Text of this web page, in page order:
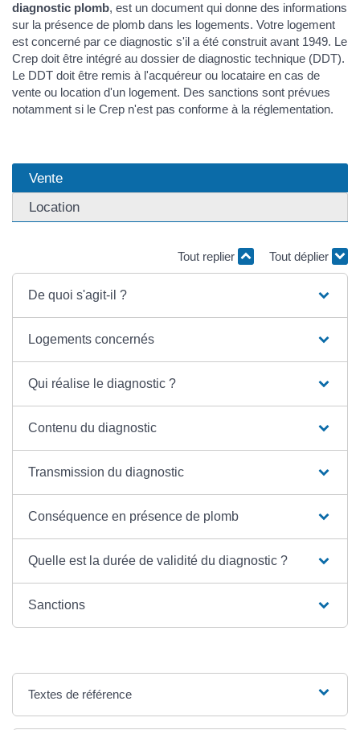
diagnostic plomb, est un document qui donne des informations
sur la présence de plomb dans les logements. Votre logement
est concerné par ce diagnostic s'il a été construit avant 1949. Le
Crep doit être intégré au dossier de diagnostic technique (DDT).
Le DDT doit être remis à l'acquéreur ou locataire en cas de
vente ou location d'un logement. Des sanctions sont prévues
notamment si le Crep n'est pas conforme à la réglementation.
Vente
Location
Tout replier Tout déplier
De quoi s'agit-il ?
Logements concernés
Qui réalise le diagnostic ?
Contenu du diagnostic
Transmission du diagnostic
Conséquence en présence de plomb
Quelle est la durée de validité du diagnostic ?
Sanctions
Textes de référence